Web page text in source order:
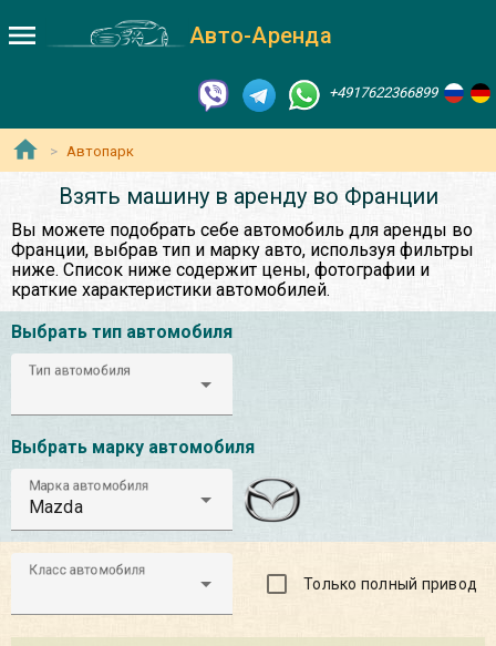
Авто-Аренда
+4917622366899
Автопарк
Взять машину в аренду во Франции
Вы можете подобрать себе автомобиль для аренды во
Франции, выбрав тип и марку авто, используя фильтры
ниже. Список ниже содержит цены, фотографии и
краткие характеристики автомобилей.
Выбрать тип автомобиля
Тип автомобиля
Выбрать марку автомобиля
Марка автомобиля
Mazda
Класс автомобиля
Только полный привод